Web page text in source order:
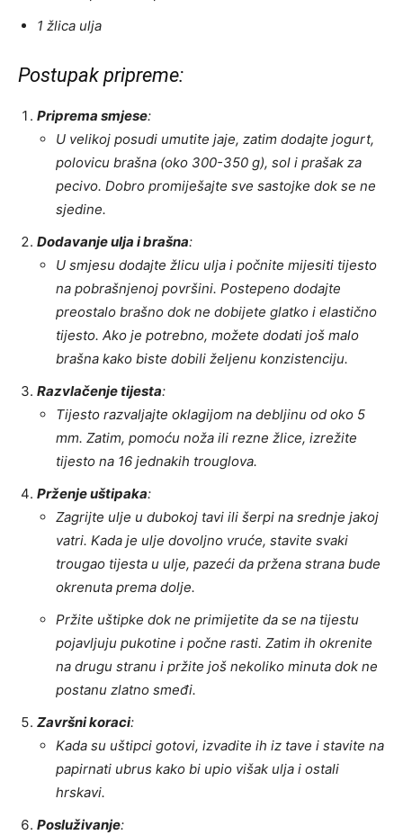
1 žlica ulja
Postupak pripreme:
Priprema smjese:
U velikoj posudi umutite jaje, zatim dodajte jogurt,
polovicu brašna (oko 300-350 g), sol i prašak za
pecivo. Dobro promiješajte sve sastojke dok se ne
sjedine.
Dodavanje ulja i brašna:
U smjesu dodajte žlicu ulja i počnite mijesiti tijesto
na pobrašnjenoj površini. Postepeno dodajte
preostalo brašno dok ne dobijete glatko i elastično
tijesto. Ako je potrebno, možete dodati još malo
brašna kako biste dobili željenu konzistenciju.
Razvlačenje tijesta:
Tijesto razvaljajte oklagijom na debljinu od oko 5
mm. Zatim, pomoću noža ili rezne žlice, izrežite
tijesto na 16 jednakih trouglova.
Prženje uštipaka:
Zagrijte ulje u dubokoj tavi ili šerpi na srednje jakoj
vatri. Kada je ulje dovoljno vruće, stavite svaki
trougao tijesta u ulje, pazeći da pržena strana bude
okrenuta prema dolje.
Pržite uštipke dok ne primijetite da se na tijestu
pojavljuju pukotine i počne rasti. Zatim ih okrenite
na drugu stranu i pržite još nekoliko minuta dok ne
postanu zlatno smeđi.
Završni koraci:
Kada su uštipci gotovi, izvadite ih iz tave i stavite na
papirnati ubrus kako bi upio višak ulja i ostali
hrskavi.
Posluživanje: